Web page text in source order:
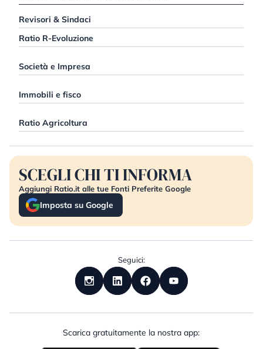
Revisori & Sindaci
Ratio R-Evoluzione
Società e Impresa
Immobili e fisco
Ratio Agricoltura
SCEGLI CHI TI INFORMA
Aggiungi Ratio.it alle tue Fonti Preferite Google
Imposta su Google
Seguici:
Scarica gratuitamente la nostra app: